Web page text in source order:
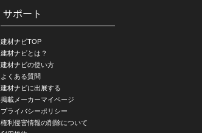
サポート
建材ナビTOP
建材ナビとは？
建材ナビの使い方
よくある質問
建材ナビに出展する
掲載メーカーマイページ
プライバシーポリシー
権利侵害情報の削除について